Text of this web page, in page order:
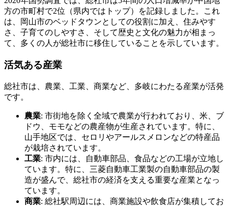
方の市町村で2位（県内ではトップ）を記録しました。これ
は、岡山市のベッドタウンとしての役割に加え、住みやす
さ、子育てのしやすさ、そして歴史と文化の魅力が相まっ
て、多くの人が総社市に移住していることを示しています。
活気ある産業
総社市は、農業、工業、商業など、多岐にわたる産業が活発
です。
農業: 市街地を除く全域で農業が行われており、米、ブ
ドウ、モモなどの農産物が生産されています。特に、
山手地区では、セロリやアールスメロンなどの特産品
が栽培されています。
工業: 市内には、自動車部品、食品などの工場が立地し
ています。特に、三菱自動車工業製の自動車部品の製
造が盛んで、総社市の経済を支える重要な産業となっ
ています。
商業: 総社駅周辺には、商業施設や飲食店が集積してお